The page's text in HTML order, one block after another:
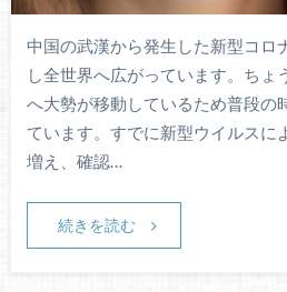
中国の武漢から発生した新型コロ
し全世界へ広がっています。ちょ
へ大勢が移動しているため普段の
ています。すでに新型ウイルスに
増え、確認…
続きを読む